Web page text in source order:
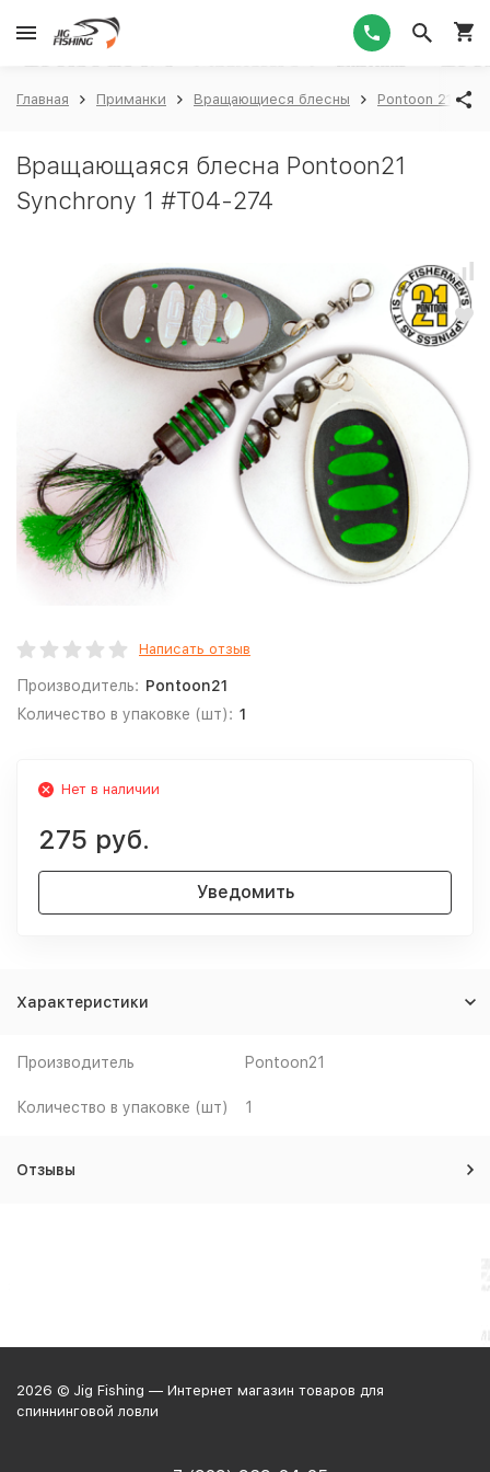
Главная Приманки Вращающиеся блесны Pontoon 21
Вращающаяся блесна Pontoon21
Synchrony 1 #T04-274
Написать отзыв
Производитель: Pontoon21
Количество в упаковке (шт): 1
Нет в наличии
275 руб.
Уведомить
Характеристики
Производитель Pontoon21
Количество в упаковке (шт) 1
Отзывы
2026 © Jig Fishing — Интернет магазин товаров для
спиннинговой ловли